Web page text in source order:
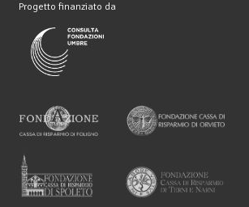
Progetto finanziato da